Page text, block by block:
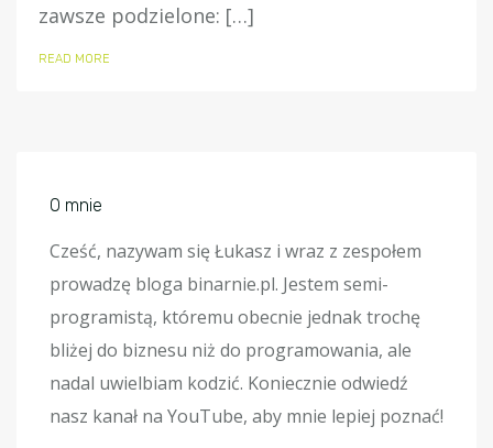
zawsze podzielone: […]
READ MORE
O mnie
Cześć, nazywam się Łukasz i wraz z zespołem
prowadzę bloga binarnie.pl. Jestem semi-
programistą, któremu obecnie jednak trochę
bliżej do biznesu niż do programowania, ale
nadal uwielbiam kodzić. Koniecznie odwiedź
nasz kanał na YouTube, aby mnie lepiej poznać!